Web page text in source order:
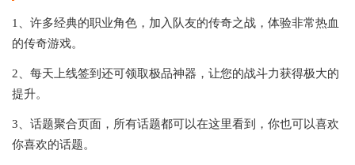
1、许多经典的职业角色，加入队友的传奇之战，体验非常热血
的传奇游戏。
2、每天上线签到还可领取极品神器，让您的战斗力获得极大的
提升。
3、话题聚合页面，所有话题都可以在这里看到，你也可以喜欢
你喜欢的话题。